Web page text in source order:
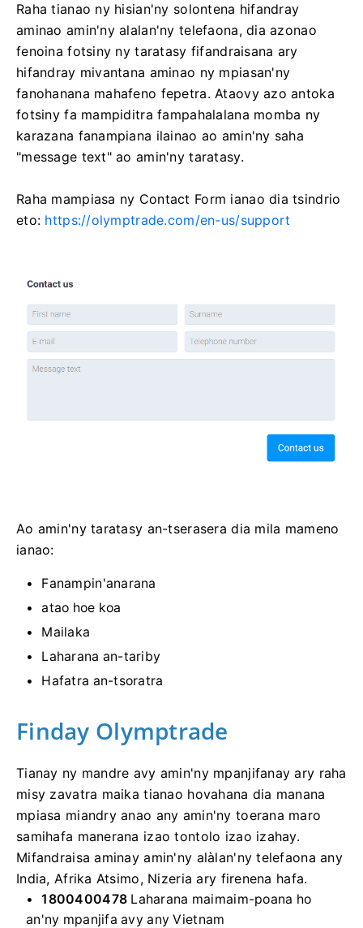
Raha tianao ny hisian'ny solontena hifandray
aminao amin'ny alalan'ny telefaona, dia azonao
fenoina fotsiny ny taratasy fifandraisana ary
hifandray mivantana aminao ny mpiasan'ny
fanohanana mahafeno fepetra. Ataovy azo antoka
fotsiny fa mampiditra fampahalalana momba ny
karazana fanampiana ilainao ao amin'ny saha
"message text" ao amin'ny taratasy.
Raha mampiasa ny Contact Form ianao dia tsindrio
eto: https://olymptrade.com/en-us/support
Ao amin'ny taratasy an-tserasera dia mila mameno
ianao:
Fanampin'anarana
atao hoe koa
Mailaka
Laharana an-tariby
Hafatra an-tsoratra
Finday Olymptrade
Tianay ny mandre avy amin'ny mpanjifanay ary raha
misy zavatra maika tianao hovahana dia manana
mpiasa miandry anao any amin'ny toerana maro
samihafa manerana izao tontolo izao izahay.
Mifandraisa aminay amin'ny alàlan'ny telefaona any
India, Afrika Atsimo, Nizeria ary firenena hafa.
1800400478 Laharana maimaim-poana ho
an'ny mpanjifa avy any Vietnam